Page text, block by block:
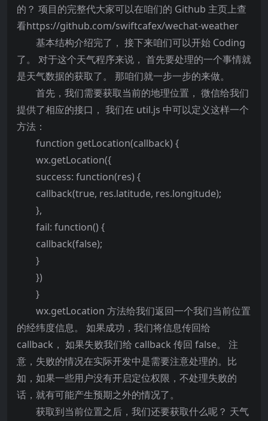
的？ 项目的完整代大家可以在咱们的 Github 主页上查
看https://github.com/swiftcafex/wechat-weather
基本结构介绍完了， 接下来咱们可以开始 Coding
了。 对于这个天气程序来说， 首先要处理的一个事情就
是天气数据的获取了。 那咱们就一步一步的来做。
首先，我们需要获取当前的地理位置， 微信给我们
提供了相应的接口， 我们在 util.js 中可以定义这样一个
方法：
function getLocation(callback) {
wx.getLocation({
success: function(res) {
callback(true, res.latitude, res.longitude);
},
fail: function() {
callback(false);
}
})
}
wx.getLocation 方法给我们返回一个我们当前位置
的经纬度信息。 如果成功，我们将信息传回给
callback， 如果失败我们给 callback 传回 false。 注
意，失败的情况在实际开发中是需要注意处理的。比
如，如果一些用户没有开启定位权限，不处理失败的
话，就有可能产生预期之外的情况了。
获取到当前位置之后，我们还要获取什么呢？ 天气